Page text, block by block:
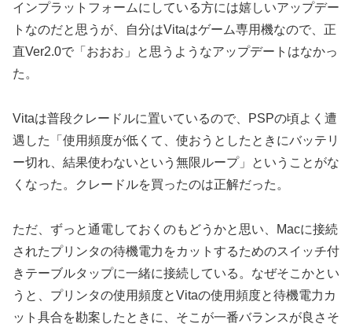
インプラットフォームにしている方には嬉しいアップデー
トなのだと思うが、自分はVitaはゲーム専用機なので、正
直Ver2.0で「おおお」と思うようなアップデートはなかっ
た。
Vitaは普段クレードルに置いているので、PSPの頃よく遭
遇した「使用頻度が低くて、使おうとしたときにバッテリ
ー切れ、結果使わないという無限ループ」ということがな
くなった。クレードルを買ったのは正解だった。
ただ、ずっと通電しておくのもどうかと思い、Macに接続
されたプリンタの待機電力をカットするためのスイッチ付
きテーブルタップに一緒に接続している。なぜそこかとい
うと、プリンタの使用頻度とVitaの使用頻度と待機電力カ
ット具合を勘案したときに、そこが一番バランスが良さそ